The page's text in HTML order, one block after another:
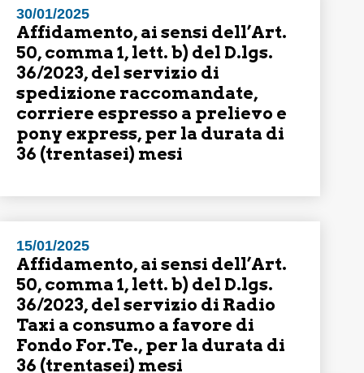
30/01/2025
Affidamento, ai sensi dell’Art.
50, comma 1, lett. b) del D.lgs.
36/2023, del servizio di
spedizione raccomandate,
corriere espresso a prelievo e
pony express, per la durata di
36 (trentasei) mesi
15/01/2025
Affidamento, ai sensi dell’Art.
50, comma 1, lett. b) del D.lgs.
36/2023, del servizio di Radio
Taxi a consumo a favore di
Fondo For.Te., per la durata di
36 (trentasei) mesi